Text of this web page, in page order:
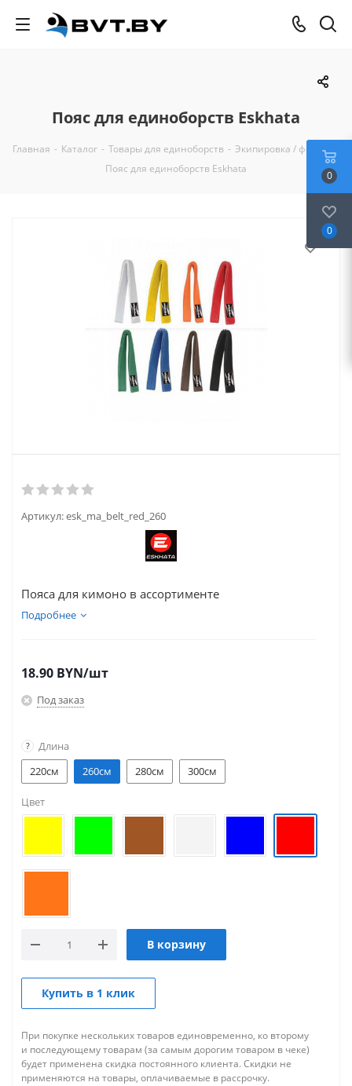
Пояс для единоборств Eskhata
Главная - Каталог - Товары для единоборств - Экипировка / форма
Пояс для единоборств Eskhata
Артикул:esk_ma_belt_red_260
Пояса для кимоно в ассортименте
Подробнее
18.90 BYN/шт
Под заказ
?
Длина
220см
260см 280см 300см
Цвет
В корзину
Купить в 1 клик
При покупке нескольких товаров единовременно, ко второму
и последующему товарам (за самым дорогим товаром в чеке)
будет применена скидка постоянного клиента. Скидки не
применяются на товары, оплачиваемые в рассрочку.
0
0